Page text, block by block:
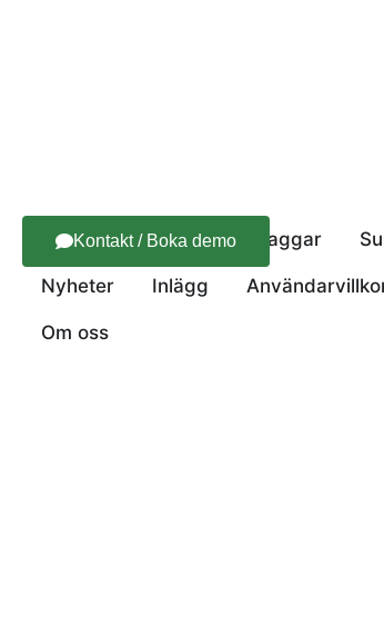
Kontakt Beställ NFC-taggar
Nyheter Inlägg
Om oss
Kontakt / Boka demo